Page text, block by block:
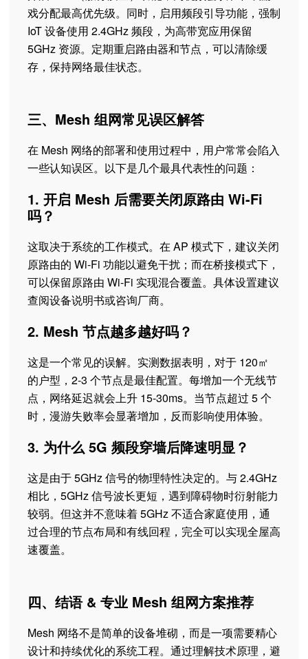
戏分配最高优先级。同时，启用频段引导功能，强制
IoT 设备使用 2.4GHz 频段，为高带宽应用保留
5GHz 资源。定期重启路由器和节点，可以清除缓
存，保持网络最佳状态。
三、Mesh 组网常见误区解答
在 Mesh 网络的部署和使用过程中，用户常常会陷入
一些认知误区。以下是几个最具代表性的问题：
1. 开启 Mesh 后需要关闭原路由 Wi-Fi
吗？
这取决于系统的工作模式。在 AP 模式下，建议关闭
原路由的 Wi-Fi 功能以避免干扰；而在桥接模式下，
可以保留原路由 Wi-Fi 实现混合覆盖。具体设置建议
查阅设备说明书或咨询厂商。
2. Mesh 节点越多越好吗？
这是一个常见的误解。实测数据表明，对于 120㎡
的户型，2-3 个节点是最佳配置。每增加一个无线节
点，网络延迟就会上升 15-30ms。当节点超过 5 个
时，漫游失败率会显著增加，反而影响使用体验。
3. 为什么 5G 频段穿墙后降速明显？
这是由于 5GHz 信号的物理特性决定的。与 2.4GHz
相比，5GHz 信号波长更短，遇到障碍物时衍射能力
较弱。但这并不意味着 5GHz 不适合家庭使用，通
过合理的节点布局和有线回程，完全可以实现全屋高
速覆盖。
四、结语 & 专业 Mesh 组网方案推荐
Mesh 网络不是简单的设备堆砌，而是一项需要精心
设计和持续优化的系统工程。通过理解技术原理，避